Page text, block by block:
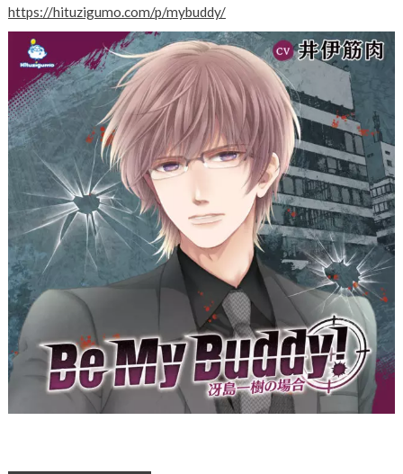
https://hituzigumo.com/p/mybuddy/